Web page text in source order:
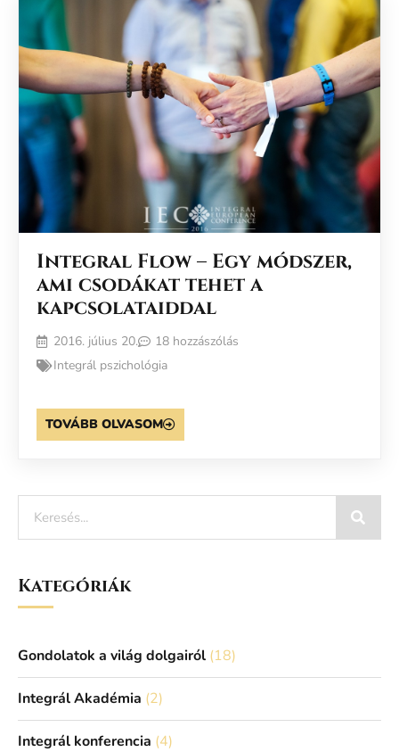
Integral Flow – Egy módszer,
ami csodákat tehet a
kapcsolataiddal
2016. július 20.
18 hozzászólás
Integrál pszichológia
TOVÁBB OLVASOM
Kategóriák
Gondolatok a világ dolgairól (18)
Integrál Akadémia (2)
Integrál konferencia (4)